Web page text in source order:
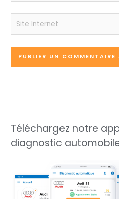
Site
Téléchargez notre
diagnostic